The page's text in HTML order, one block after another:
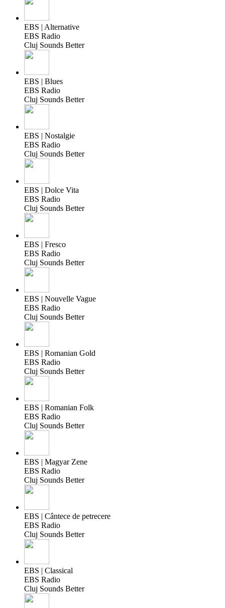
EBS | Alternative
EBS Radio
Cluj Sounds Better
EBS | Blues
EBS Radio
Cluj Sounds Better
EBS | Nostalgie
EBS Radio
Cluj Sounds Better
EBS | Dolce Vita
EBS Radio
Cluj Sounds Better
EBS | Fresco
EBS Radio
Cluj Sounds Better
EBS | Nouvelle Vague
EBS Radio
Cluj Sounds Better
EBS | Romanian Gold
EBS Radio
Cluj Sounds Better
EBS | Romanian Folk
EBS Radio
Cluj Sounds Better
EBS | Magyar Zene
EBS Radio
Cluj Sounds Better
EBS | Cântece de petrecere
EBS Radio
Cluj Sounds Better
EBS | Classical
EBS Radio
Cluj Sounds Better